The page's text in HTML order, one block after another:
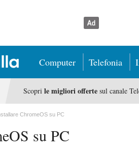
Computer Telefonia
Scopri le migliori offertesul canale
ChromeOS su PC
su PC